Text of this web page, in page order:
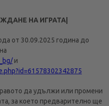
НА ИГРАТА|
от 30.09.2025 година до
и
да удължи или промени
за което предварително ще